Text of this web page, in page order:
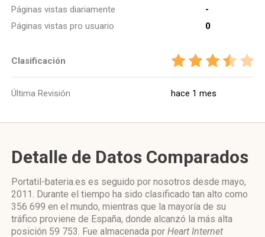
Páginas vistas diariamente
-
Páginas vistas pro usuario
0
Clasificación
Última Revisión hace 1 mes
Detalle de Datos Comparados
Portatil-bateria.es es seguido por nosotros desde mayo,
2011. Durante el tiempo ha sido clasificado tan alto como
356 699 en el mundo, mientras que la mayoría de su
tráfico proviene de España, donde alcanzó la más alta
posición 59 753. Fue almacenada por Heart Internet